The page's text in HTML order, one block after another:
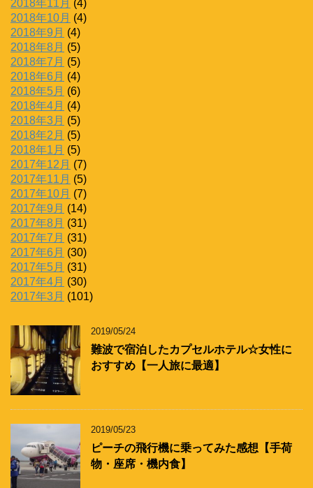
2018年11月 (4)
2018年10月 (4)
2018年9月 (4)
2018年8月 (5)
2018年7月 (5)
2018年6月 (4)
2018年5月 (6)
2018年4月 (4)
2018年3月 (5)
2018年2月 (5)
2018年1月 (5)
2017年12月 (7)
2017年11月 (5)
2017年10月 (7)
2017年9月 (14)
2017年8月 (31)
2017年7月 (31)
2017年6月 (30)
2017年5月 (31)
2017年4月 (30)
2017年3月 (101)
2019/05/24
難波で宿泊したカプセルホテル☆女性に
おすすめ【一人旅に最適】
2019/05/23
ピーチの飛行機に乗ってみた感想【手荷
物・座席・機内食】